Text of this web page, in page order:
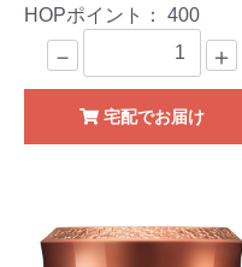
HOPポイント： 400
－ ＋
宅配でお届け